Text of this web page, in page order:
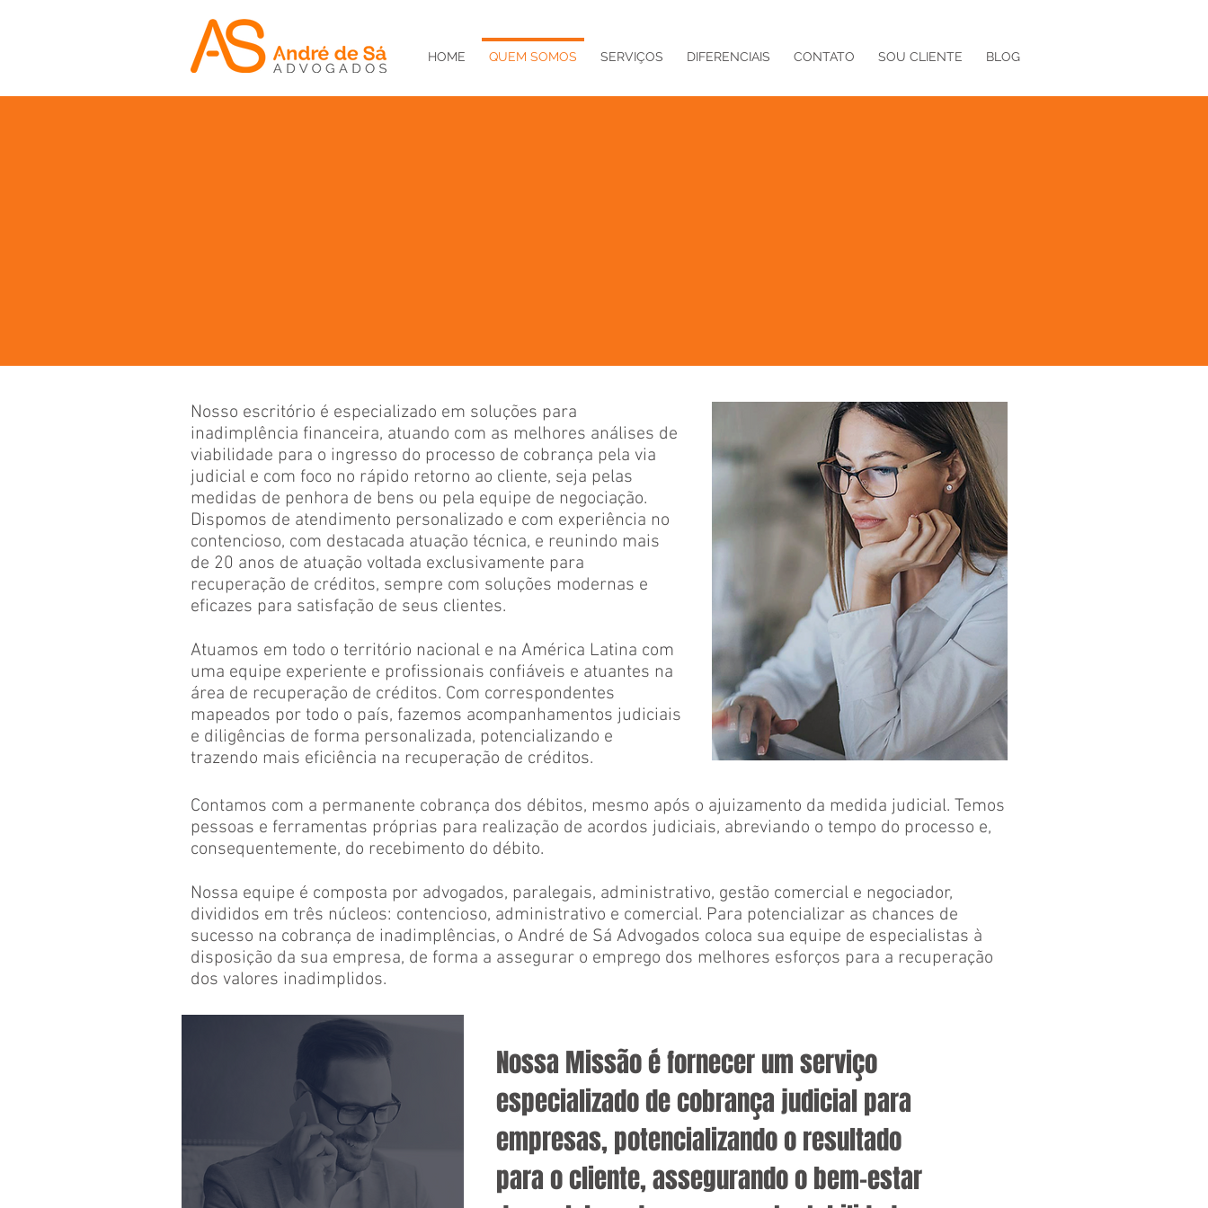
HOME QUEM SOMOS SERVIÇOS DIFERENCIAIS CONTATO SOU CLIENTE BLOG
Nosso escritório é especializado em soluções para
inadimplência financeira, atuando com as melhores análises de
viabilidade para o ingresso do processo de cobrança pela via
judicial e com foco no rápido retorno ao cliente, seja pelas
medidas de penhora de bens ou pela equipe de negociação.
Dispomos de atendimento personalizado e com experiência no
contencioso, com destacada atuação técnica, e reunindo mais
de 20 anos de atuação voltada exclusivamente para
recuperação de créditos, sempre com soluções modernas e
eficazes para satisfação de seus clientes.
Atuamos em todo o território nacional e na América Latina com
uma equipe experiente e profissionais confiáveis e atuantes na
área de recuperação de créditos. Com correspondentes
mapeados por todo o país, fazemos acompanhamentos judiciais
e diligências de forma personalizada, potencializando e
trazendo mais eficiência na recuperação de créditos.
Contamos com a permanente cobrança dos débitos, mesmo após o ajuizamento da medida judicial. Temos
pessoas e ferramentas próprias para realização de acordos judiciais, abreviando o tempo do processo e,
consequentemente, do recebimento do débito.
Nossa equipe é composta por advogados, paralegais, administrativo, gestão comercial e negociador,
divididos em três núcleos: contencioso, administrativo e comercial. Para potencializar as chances de
sucesso na cobrança de inadimplências, o André de Sá Advogados coloca sua equipe de especialistas à
disposição da sua empresa, de forma a assegurar o emprego dos melhores esforços para a recuperação
dos valores inadimplidos.
Nossa Missão é fornecer um serviço
especializado de cobrança judicial para
empresas, potencializando o resultado
para o cliente, assegurando o bem-estar